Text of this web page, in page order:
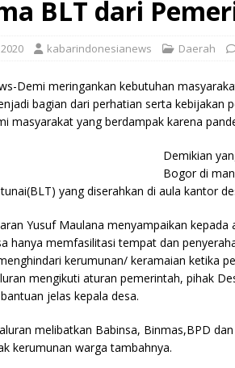
BLT dari
kabarindonesianews Daerah
Demi meringankan kebutuhan
bagian dari perhatian serta kebijakan
masyarakat yang berdampak karena
Demikian
Bogor di
yang diserahkan di aula kantor
Yusuf Maulana menyampaikan
hanya memfasilitasi tempat dan
kerumunan/ keramaian ketika
mengikuti aturan pemerintah, pihak
jelas kepala desa.
melibatkan Babinsa, Binmas,BPD
kerumunan warga tambahnya.